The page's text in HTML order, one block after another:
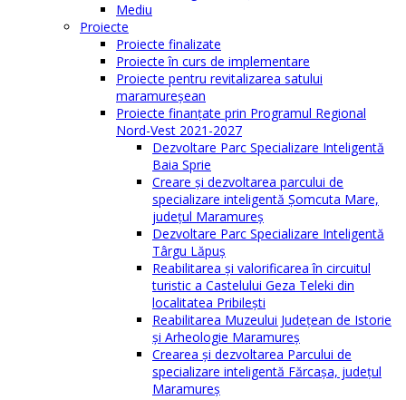
Mediu
Proiecte
Proiecte finalizate
Proiecte în curs de implementare
Proiecte pentru revitalizarea satului
maramureşean
Proiecte finanțate prin Programul Regional
Nord-Vest 2021-2027
Dezvoltare Parc Specializare Inteligentă
Baia Sprie
Creare și dezvoltarea parcului de
specializare inteligentă Șomcuta Mare,
județul Maramureș
Dezvoltare Parc Specializare Inteligentă
Târgu Lăpuș
Reabilitarea și valorificarea în circuitul
turistic a Castelului Geza Teleki din
localitatea Pribilești
Reabilitarea Muzeului Județean de Istorie
și Arheologie Maramureș
Crearea și dezvoltarea Parcului de
specializare inteligentă Fărcașa, județul
Maramureș